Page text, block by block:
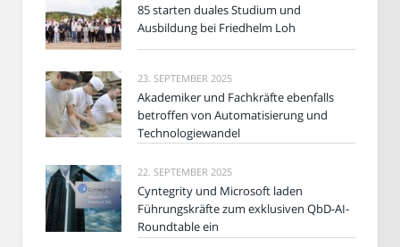
85 starten duales Studium und
Ausbildung bei Friedhelm Loh
23. SEPTEMBER 2025
Akademiker und Fachkräfte ebenfalls
betroffen von Automatisierung und
Technologiewandel
22. SEPTEMBER 2025
Cyntegrity und Microsoft laden
Führungskräfte zum exklusiven QbD-AI-
Roundtable ein